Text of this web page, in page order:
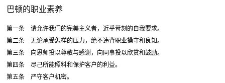
巴顿的职业素养
第一条 请允许我们的完美主义者，近乎苛刻的自我要求。
第二条 无论承受怎样的压力，绝不违背职业操守和良知。
第三条 向恩师投以尊敬与感谢，向同事投以欣赏和鼓励。
第四条 尽己所能照料和保护客户的利益。
第五条 严守客户机密。